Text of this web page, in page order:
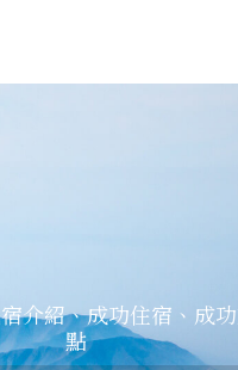
介紹、成功住宿、成
點